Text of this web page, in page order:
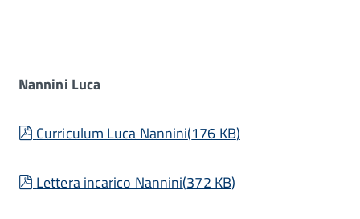
Nannini Luca
pdf
Curriculum Luca Nannini(176 KB)
pdf
Lettera incarico Nannini(372 KB)